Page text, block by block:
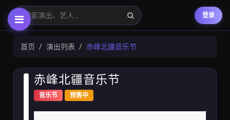
登录
首页 演出列表 赤峰北疆音乐节
赤峰北疆音乐节
音乐节 预售中